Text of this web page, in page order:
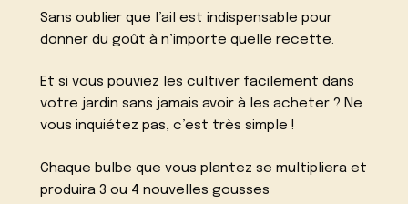
Sans oublier que l’ail est indispensable pour
donner du goût à n’importe quelle recette.
Et si vous pouviez les cultiver facilement dans
votre jardin sans jamais avoir à les acheter ? Ne
vous inquiétez pas, c’est très simple !
Chaque bulbe que vous plantez se multipliera et
produira 3 ou 4 nouvelles gousses